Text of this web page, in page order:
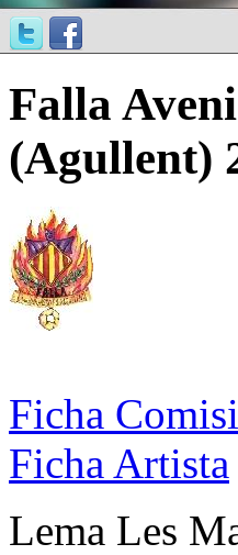
Falla
(Agullent)
Ficha
Ficha Artista
Lema Les